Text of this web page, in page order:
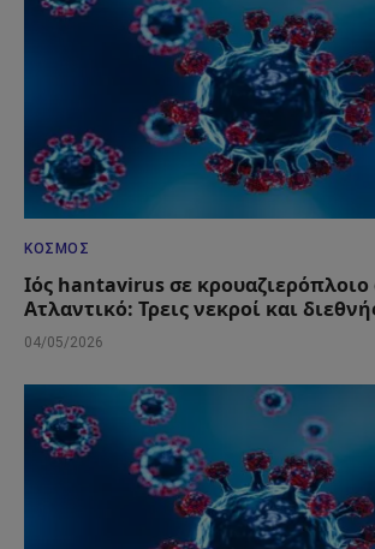
ΚΌΣΜΟΣ
Ιός hantavirus σε κρουαζιερόπλοιο
Ατλαντικό: Τρεις νεκροί και
04/05/2026